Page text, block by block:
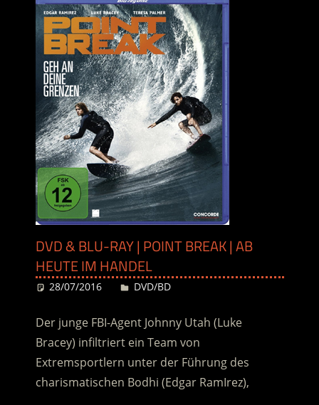
DVD & BLU-RAY | POINT BREAK | AB
HEUTE IM HANDEL
28/07/2016 Desiree
DVD/BD
Der junge FBI-Agent Johnny Utah (Luke
Bracey) infiltriert ein Team von
Extremsportlern unter der Führung des
charismatischen Bodhi (Edgar RamIrez),